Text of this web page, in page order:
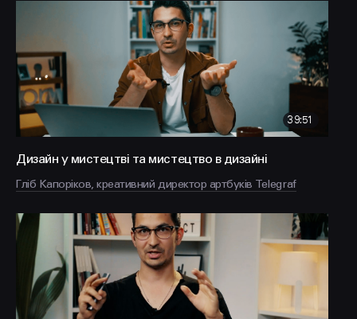
39:51
Дизайн у мистецтві та мистецтво в дизайні
Гліб Капоріков, креативний директор артбуків Telegraf